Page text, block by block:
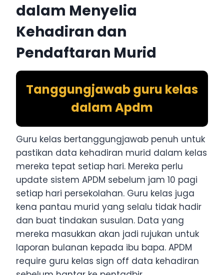
dalam Menyelia
Kehadiran dan
Pendaftaran Murid
Tanggungjawab guru kelas
dalam Apdm
Guru kelas bertanggungjawab penuh untuk
pastikan data kehadiran murid dalam kelas
mereka tepat setiap hari. Mereka perlu
update sistem APDM sebelum jam 10 pagi
setiap hari persekolahan. Guru kelas juga
kena pantau murid yang selalu tidak hadir
dan buat tindakan susulan. Data yang
mereka masukkan akan jadi rujukan untuk
laporan bulanan kepada ibu bapa. APDM
require guru kelas sign off data kehadiran